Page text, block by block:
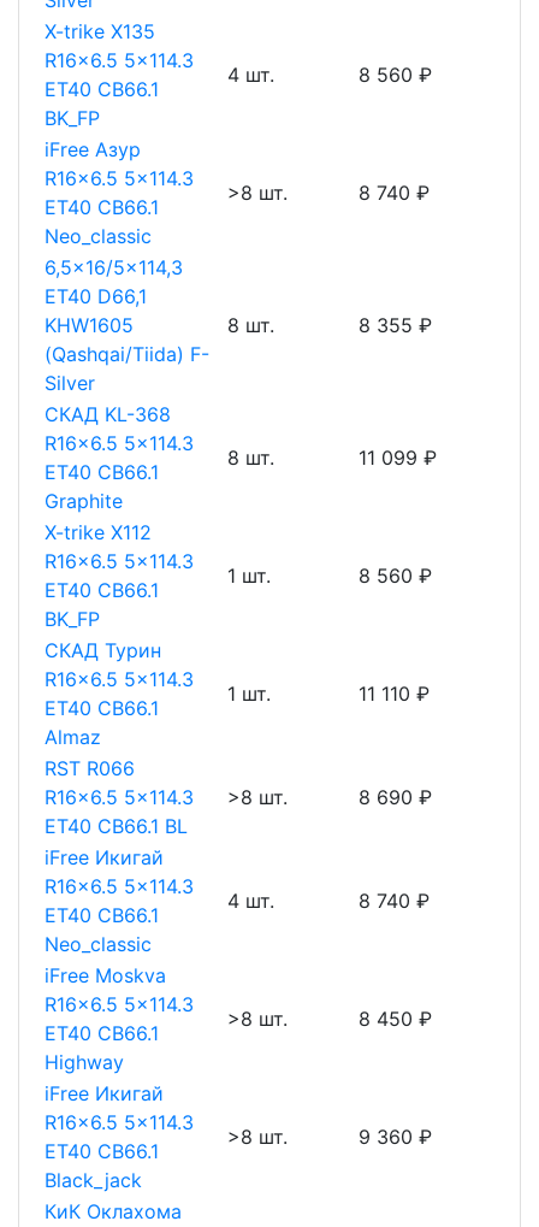
X-trike X135
R16x6.5 5x114.3
ET40 CB66.1
BK_FP
4 шт. 8 560 ₽
iFree Азур
R16x6.5 5x114.3
ET40 CB66.1
Neo_classic
>8 шт. 8 740 ₽
6,5x16/5x114,3
ET40 D66,1
KHW1605
(Qashqai/Tiida) F-
Silver
8 шт. 8 355 ₽
СКАД KL-368
R16x6.5 5x114.3
ET40 CB66.1
Graphite
8 шт. 11 099 ₽
X-trike X112
R16x6.5 5x114.3
ET40 CB66.1
BK_FP
1 шт. 8 560 ₽
СКАД Турин
R16x6.5 5x114.3
ET40 CB66.1
Almaz
1 шт. 11 110 ₽
RST R066
R16x6.5 5x114.3
ET40 CB66.1 BL
>8 шт. 8 690 ₽
iFree Икигай
R16x6.5 5x114.3
ET40 CB66.1
Neo_classic
4 шт. 8 740 ₽
iFree Moskva
R16x6.5 5x114.3
ET40 CB66.1
Highway
>8 шт. 8 450 ₽
iFree Икигай
R16x6.5 5x114.3
ET40 CB66.1
Black_jack
>8 шт. 9 360 ₽
КиК Оклахома